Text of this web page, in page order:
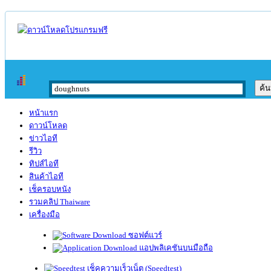
หน้าแรก
ดาวน์โหลด
ข่าวไอที
รีวิว
ทิปส์ไอที
สินค้าไอที
เช็ครอบหนัง
รวมคลิป Thaiware
เครื่องมือ
ซอฟต์แวร์
แอปพลิเคชันบนมือถือ
เช็คความเร็วเน็ต (Speedtest)